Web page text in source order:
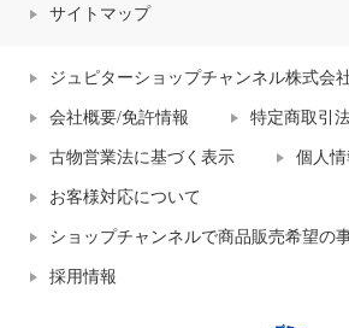
サイトマップ
ジュピターショップチャンネル株式会
会社概要/免許情報 特定商取引
古物営業法に基づく表示 個人
お客様対応について
ショップチャンネルで商品販売希望の
採用情報